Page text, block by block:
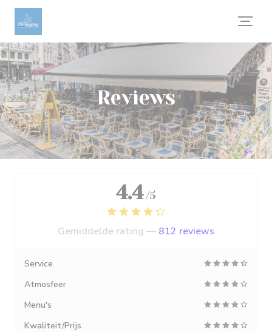
Cookies beheer paneel
Reviews
4.4 /5
Gemiddelde rating — 812 reviews
Service
Atmosfeer
Menu's
Kwaliteit/Prijs